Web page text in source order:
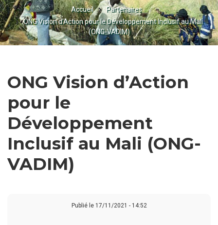
FIL
D'ARIANE
Accueil
Partenaires
ONG Vision d’Action pour le Développement Inclusif au Mali
(ONG-VADIM)
ONG Vision d’Action
pour le
Développement
Inclusif au Mali (ONG-
VADIM)
Publié le 17/11/2021 - 14:52